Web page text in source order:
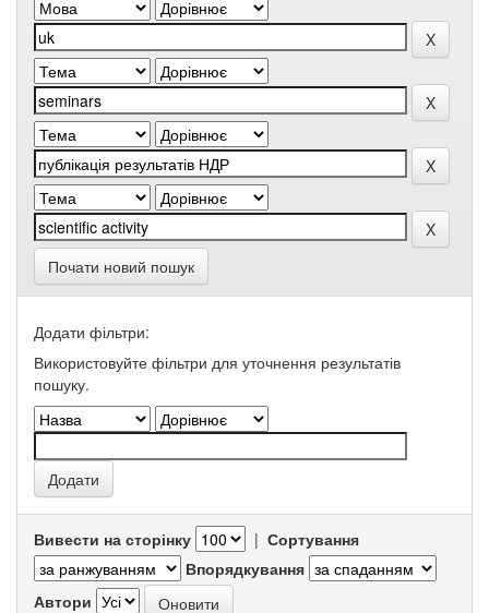
Почати новий пошук
Додати фільтри:
Використовуйте фільтри для уточнення результатів
пошуку.
Вивести на сторінку | Сортування
Впорядкування
Автори